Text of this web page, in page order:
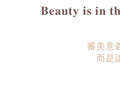
𝐁𝐞𝐚𝐮𝐭𝐲 𝐢𝐬 𝐢𝐧
審美意
而是